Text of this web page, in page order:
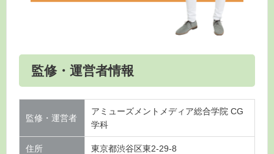
監修・運営者情報
監修・運営者
アミューズメントメディア総合学院 CG
学科
住所 東京都渋谷区東2-29-8